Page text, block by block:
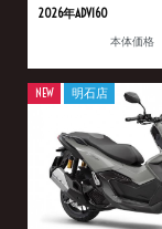
2026年ADV160
本体価格
NEW 明石店